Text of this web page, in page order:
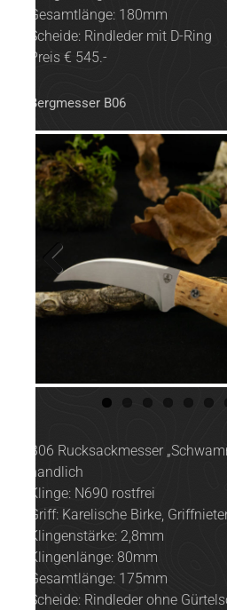
Gesamtlänge: 180mm
Scheide: Rindleder mit D-Ring
Preis € 545.-
Bergmesser B06
Previ
ous
B06 Rucksackmesser
handlich
Klinge: N690 rostfrei
Griff: Karelische Birke,
Klingenstärke: 2,8mm
Klingenlänge: 80mm
Gesamtlänge: 175mm
Scheide: Rindleder ohne